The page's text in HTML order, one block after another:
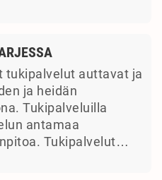
tukipalvelut auttavat ja
ja heidän
Tukipalveluilla
antamaa
Tukipalvelut…